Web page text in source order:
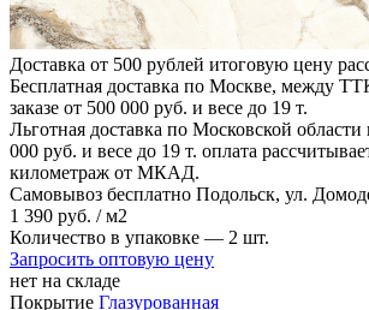
Доставка от 500 рублей итоговую цену
Бесплатная доставка по Москве, между
заказе от 500 000 руб. и весе до 19 т.
Льготная доставка по Московской области
000 руб. и весе до 19 т. оплата
километраж от МКАД.
Самовывоз бесплатно Подольск, ул.
1 390 руб. / м2
Количество в упаковке — 2 шт.
Запросить оптовую цену
нет на складе
Покрытие Глазурованная